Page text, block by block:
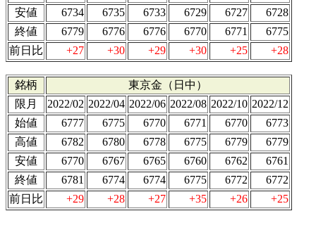
安値
6734 6735 6733 6729 6727
6728
終値
6779 6776 6776 6770 6771
6775
前日比
+27 +30 +29 +30 +25 +28
銘柄
東京金（日中）
限月
2022/02 2022/04 2022/06 2022/08 2022/10 2022/12
始値
6777 6775 6770 6771 6770
6773
高値
6782 6780 6778 6775 6779
6779
安値
6770 6767 6765 6760 6762
6761
終値
6781 6774 6774 6775 6772
6772
前日比
+29 +28 +27 +35 +26 +25